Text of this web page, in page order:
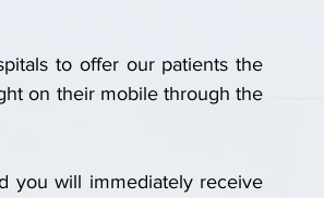
to offer our patients the
on their mobile through the
you will immediately receive